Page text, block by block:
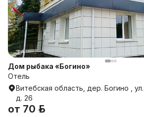
Дом рыбака «Богино»
Отель
Витебская область, дер. Богино ,
д. 26
от 70 р.